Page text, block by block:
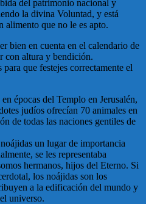
del patrimonio nacional y
la divina Voluntad, y está
alimento que no le es apto.
bien en cuenta en el calendario de
con altura y bendición.
que festejes correctamente el
épocas del Templo en Jerusalén,
judíos ofrecían 70 animales en
de todas las naciones gentiles de
un lugar de importancia
se les representaba
hermanos, hijos del Eterno. Si
los noájidas son los
a la edificación del mundo y
universo.